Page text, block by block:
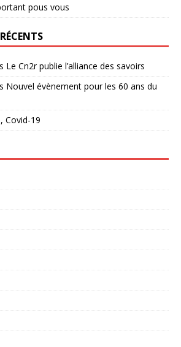
pous vous
Le Cn2r publie l’alliance des savoirs
Nouvel évènement pour les 60 ans du
Covid-19